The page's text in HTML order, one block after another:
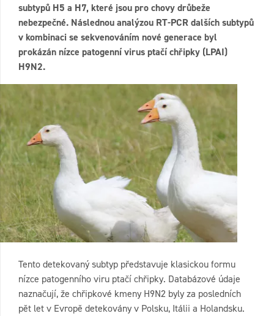
subtypů H5 a H7, které jsou pro chovy drůbeže
nebezpečné. Následnou analýzou RT-PCR dalších subtypů
v kombinaci se sekvenováním nové generace byl
prokázán nízce patogenní virus ptačí chřipky (LPAI)
H9N2.
Tento detekovaný subtyp představuje klasickou formu
nízce patogenního viru ptačí chřipky. Databázové údaje
naznačují, že chřipkové kmeny H9N2 byly za posledních
pět let v Evropě detekovány v Polsku, Itálii a Holandsku.